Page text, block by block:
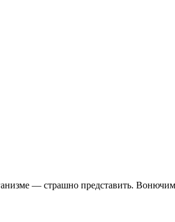
— страшно представить.